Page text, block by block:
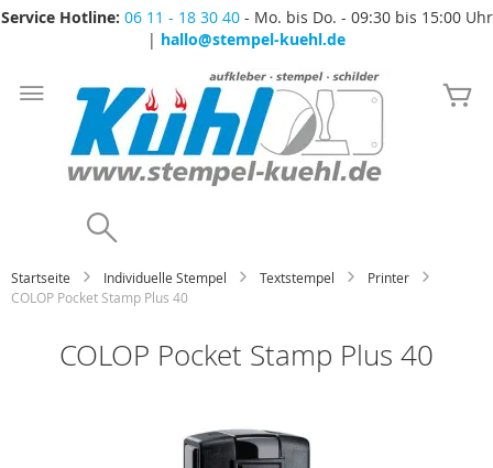
Service Hotline: 06 11 - 18 30 40- Mo. bis Do. - 09:30 bis 15:00 Uhr
| hallo@stempel-kuehl.de
Zum
Inhalt
springen
Startseite Individuelle Stempel Textstempel
Printer
COLOP Pocket Stamp Plus 40
COLOP Pocket Stamp Plus 40